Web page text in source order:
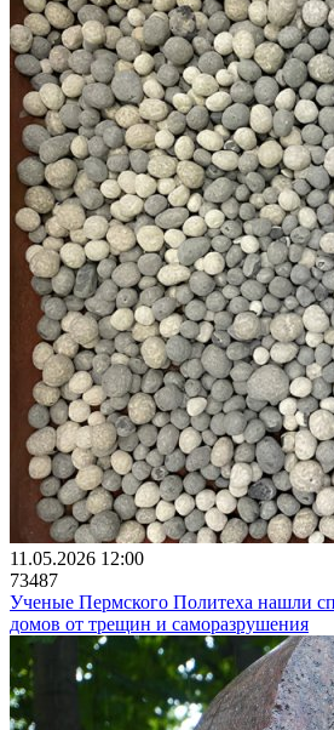
11.05.2026 12:00
73487
Ученые Пермского Политеха нашли
домов от трещин и саморазрушения